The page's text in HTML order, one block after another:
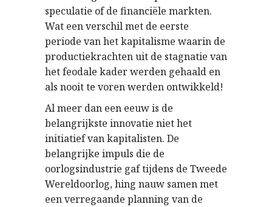
speculatie of de financiële markten.
Wat een verschil met de eerste
periode van het kapitalisme waarin de
productiekrachten uit de stagnatie van
het feodale kader werden gehaald en
als nooit te voren werden ontwikkeld!
Al meer dan een eeuw is de
belangrijkste innovatie niet het
initiatief van kapitalisten. De
belangrijke impuls die de
oorlogsindustrie gaf tijdens de Tweede
Wereldoorlog, hing nauw samen met
een verregaande planning van de